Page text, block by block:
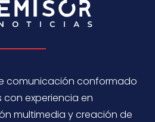
comunicación conformado
experiencia en
multimedia y creación de